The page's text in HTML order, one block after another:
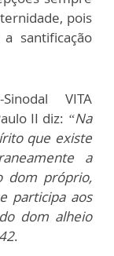
pois
santificação
VITA
II diz: “Na
que existe
a
dom próprio,
participa aos
dom alheio
.